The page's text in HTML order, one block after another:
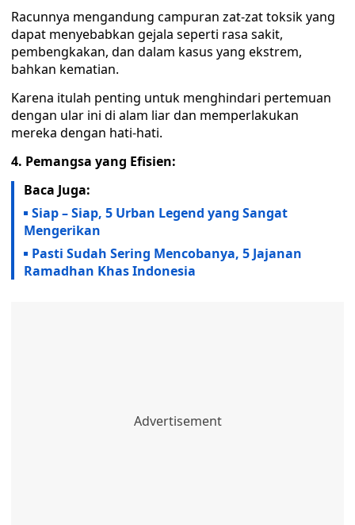
Racunnya mengandung campuran zat-zat toksik yang
dapat menyebabkan gejala seperti rasa sakit,
pembengkakan, dan dalam kasus yang ekstrem,
bahkan kematian.
Karena itulah penting untuk menghindari pertemuan
dengan ular ini di alam liar dan memperlakukan
mereka dengan hati-hati.
4. Pemangsa yang Efisien:
Baca Juga:
Siap – Siap, 5 Urban Legend yang Sangat
Mengerikan
Pasti Sudah Sering Mencobanya, 5 Jajanan
Ramadhan Khas Indonesia